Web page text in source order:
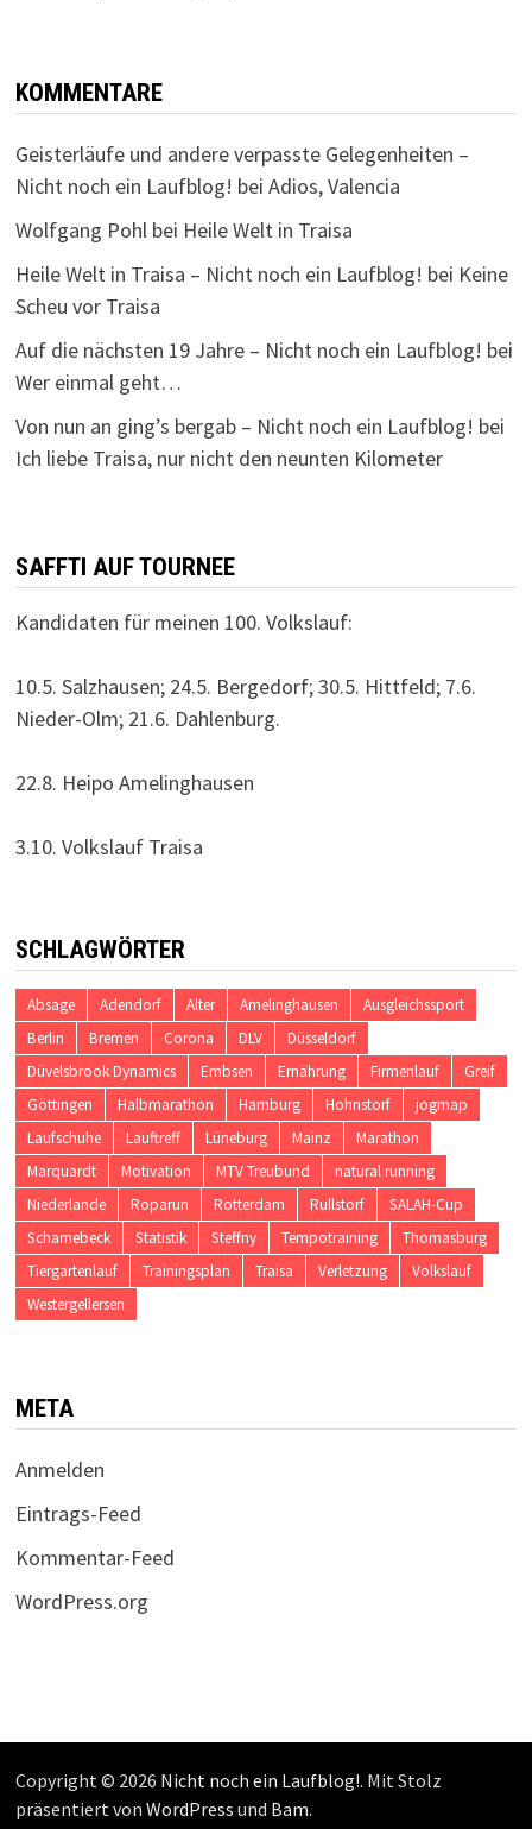
KOMMENTARE
Geisterläufe und andere verpasste Gelegenheiten –
Nicht noch ein Laufblog! bei Adios, Valencia
Wolfgang Pohlbei Heile Welt in Traisa
Heile Welt in Traisa – Nicht noch ein Laufblog! bei Keine
Scheu vor Traisa
Auf die nächsten 19 Jahre – Nicht noch ein Laufblog! bei
Wer einmal geht…
Von nun an ging’s bergab – Nicht noch ein Laufblog! bei
Ich liebe Traisa, nur nicht den neunten Kilometer
SAFFTI AUF TOURNEE
Kandidaten für meinen 100. Volkslauf:
10.5. Salzhausen; 24.5. Bergedorf; 30.5. Hittfeld; 7.6.
Nieder-Olm; 21.6. Dahlenburg.
22.8. Heipo Amelinghausen
3.10. Volkslauf Traisa
SCHLAGWÖRTER
Absage Adendorf Alter Amelinghausen
Ausgleichssport
Berlin
Bremen Corona DLV
Düsseldorf
Düvelsbrook Dynamics
Embsen Ernährung Firmenlauf
Greif
Göttingen
Halbmarathon Hamburg Hohnstorf
jogmap
Laufschuhe
Lauftreff Lüneburg Mainz
Marathon
Marquardt
Motivation MTV Treubund
natural running
Niederlande
Roparun Rotterdam Rullstorf
SALAH-Cup
Scharnebeck
Statistik Steffny Tempotraining
Thomasburg
Tiergartenlauf
Trainingsplan Traisa Verletzung
Volkslauf
Westergellersen
META
Anmelden
Eintrags-Feed
Kommentar-Feed
WordPress.org
Copyright © 2026 Nicht noch ein Laufblog!. Mit Stolz
präsentiert von WordPress und Bam.